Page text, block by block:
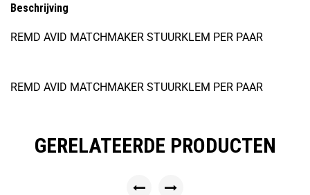
Beschrijving
REMD AVID MATCHMAKER STUURKLEM PER PAAR
REMD AVID MATCHMAKER STUURKLEM PER PAAR
GERELATEERDE PRODUCTEN